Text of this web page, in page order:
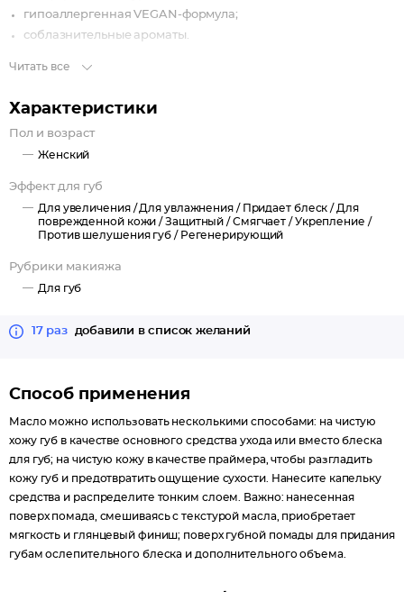
гипоаллергенная VEGAN-формула;
соблазнительные ароматы.
Масло EUPHORIA оказывает комплексное действие на кожу
моментально разглаживает;
интенсивно смягчает и увлажняет;
восстанавливает эластичность;
микроповреждений;
защищает от раздражения и обветривания;
усиливает природный тон губ, придавая им здоровый
Читать все
Характеристики
Пол и возраст
Женский
Эффект для губ
Для увеличения /Для увлажнения / Придает блеск / Для
поврежденной кожи /Защитный /Смягчает /Укрепление /
Против шелушения губ / Регенерирующий
Рубрики макияжа
Для губ
17 раз добавили в список желаний
Способ применения
Масло можно использовать несколькими способами: на чистую
хожу губ в качестве основного средства ухода или вместо блеска
для губ; на чистую кожу в качестве праймера, чтобы разгладить
кожу губ и предотвратить ощущение сухости. Нанесите капельку
средства и распределите тонким слоем. Важно: нанесенная
поверх помада, смешиваясь с текстурой масла, приобретает
мягкость и глянцевый финиш; поверх губной помады для придания
губам ослепительного блеска и дополнительного объема.